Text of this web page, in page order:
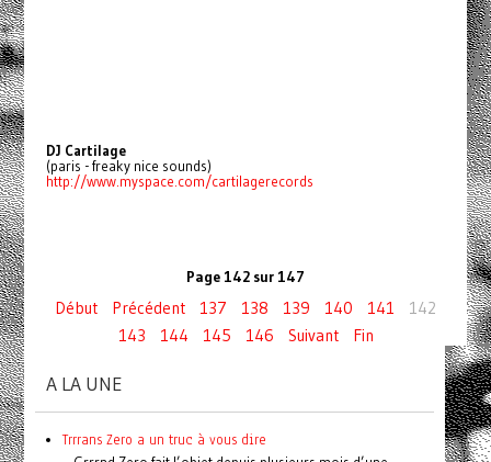
DJ Cartilage
(paris - freaky nice sounds)
http://www.myspace.com/cartilagerecords
Page 142 sur 147
Début Précédent 137 138 139 140 141
142
143
144 145 146 Suivant Fin
A LA UNE
Trrrans Zero a un truc à vous dire